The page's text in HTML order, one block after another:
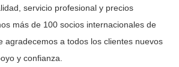
servicio profesional y precios
más de 100 socios internacionales de
agradecemos a todos los clientes nuevos
y confianza.